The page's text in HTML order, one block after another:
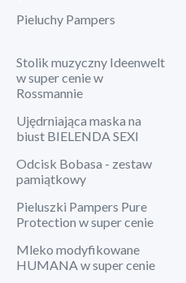
Pieluchy Pampers
Stolik muzyczny Ideenwelt
w super cenie w
Rossmannie
Ujędrniająca maska na
biust BIELENDA SEXI
Odcisk Bobasa - zestaw
pamiątkowy
Pieluszki Pampers Pure
Protection w super cenie
Mleko modyfikowane
HUMANA w super cenie